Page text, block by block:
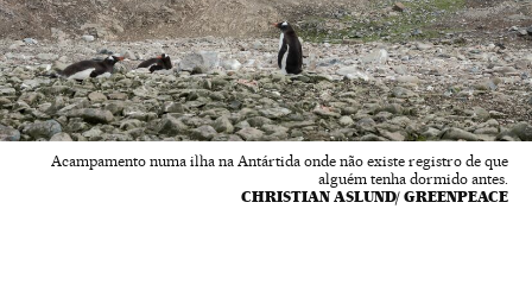
Acampamento numa ilha na Antártida onde não existe registro de que
alguém tenha dormido antes.
CHRISTIAN ASLUND/ GREENPEACE